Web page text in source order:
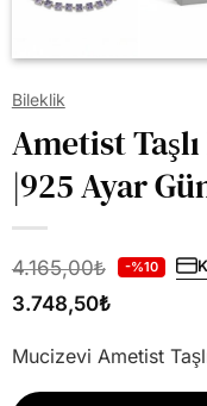
Bileklik
Ametist
|925 Ayar
4.165,00₺ -%10
3.748,50₺
Mucizevi Ametist